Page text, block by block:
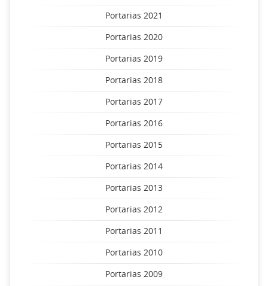
Portarias 2021
Portarias 2020
Portarias 2019
Portarias 2018
Portarias 2017
Portarias 2016
Portarias 2015
Portarias 2014
Portarias 2013
Portarias 2012
Portarias 2011
Portarias 2010
Portarias 2009